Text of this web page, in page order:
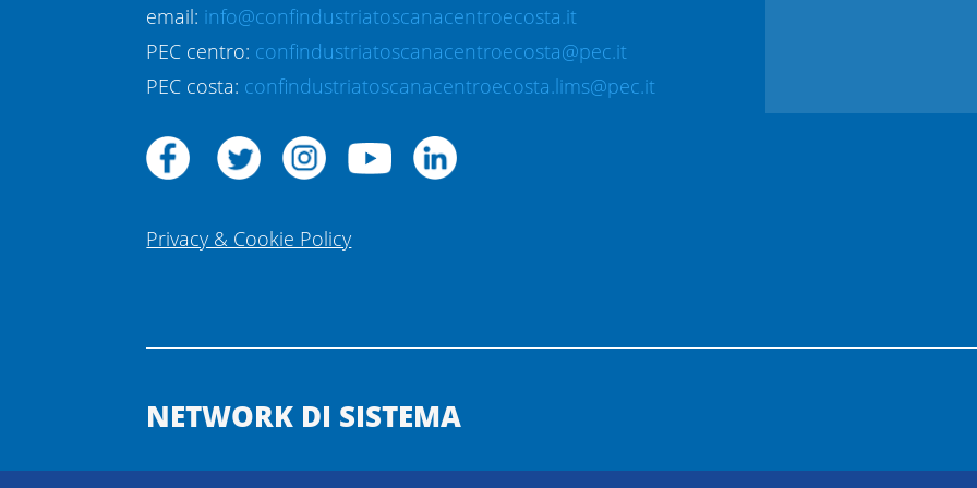
email: info@confindustriatoscanacentroecosta.it
PEC centro: confindustriatoscanacentroecosta@pec.it
PEC costa: confindustriatoscanacentroecosta.lims@pec.it
Privacy & Cookie Policy
NETWORK DI SISTEMA